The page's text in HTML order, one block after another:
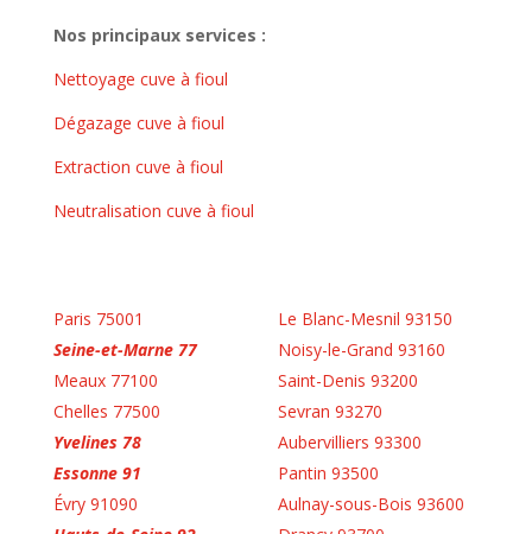
Nos principaux services :
Nettoyage cuve à fioul
Dégazage cuve à fioul
Extraction cuve à fioul
Neutralisation cuve à fioul
Paris 75001
Seine-et-Marne 77
Meaux 77100
Chelles 77500
Yvelines 78
Essonne 91
Évry 91090
Le Blanc-Mesnil 93150
Noisy-le-Grand 93160
Saint-Denis 93200
Sevran 93270
Aubervilliers 93300
Pantin 93500
Aulnay-sous-Bois 93600